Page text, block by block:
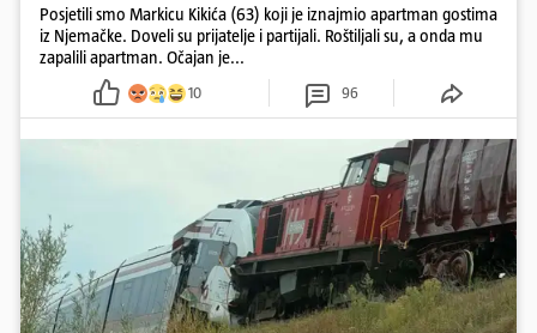
Posjetili smo Markicu Kikića (63) koji je iznajmio apartman gostima
iz Njemačke. Doveli su prijatelje i partijali. Roštiljali su, a onda mu
zapalili apartman. Očajan je...
10 96